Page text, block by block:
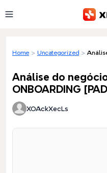
Home > Uncategorized >
Análise do
ONBOARDING
XOAckXecLs